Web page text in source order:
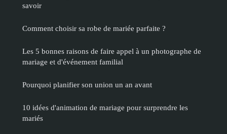
savoir
Comment choisir sa robe de mariée parfaite ?
Les 5 bonnes raisons de faire appel à un photographe de
mariage et d'événement familial
Pourquoi planifier son union un an avant
10 idées d'animation de mariage pour surprendre les
mariés